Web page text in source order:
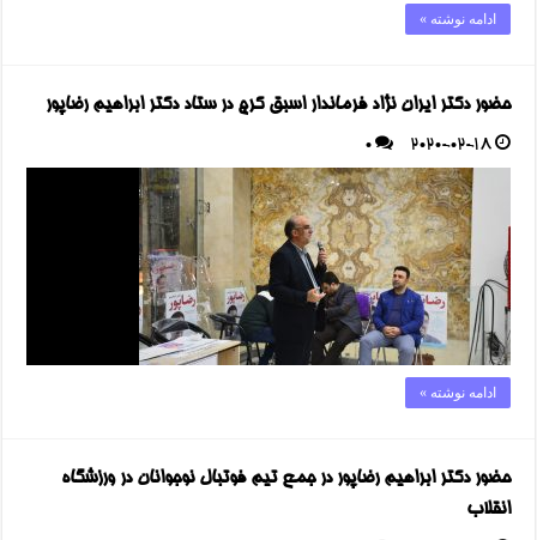
ادامه نوشته »
حضور دکتر ایران نژاد فرماندار اسبق کرج در ستاد دکتر ابراهیم رضاپور
2020-02-18
0
ادامه نوشته »
حضور دکتر ابراهیم رضاپور در جمع تیم فوتبال نوجوانان در ورزشگاه
انقلاب